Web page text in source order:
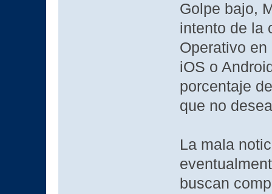
Golpe bajo,
intento de la
Operativo
iOS o
porcentaje
que no
La mala
buscan